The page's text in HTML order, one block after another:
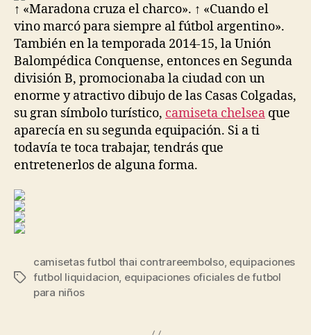
↑ «Maradona cruza el charco». ↑ «Cuando el
vino marcó para siempre al fútbol argentino».
También en la temporada 2014-15, la Unión
Balompédica Conquense, entonces en Segunda
división B, promocionaba la ciudad con un
enorme y atractivo dibujo de las Casas Colgadas,
su gran símbolo turístico, camiseta chelsea que
aparecía en su segunda equipación. Si a ti
todavía te toca trabajar, tendrás que
entretenerlos de alguna forma.
Etiquetas
camisetas futbol thai contrareembolso, equipaciones
futbol liquidacion, equipaciones oficiales de futbol
para niños